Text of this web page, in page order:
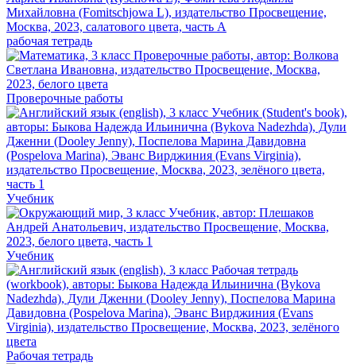
рабочая тетрадь
Проверочные работы
Учебник
Учебник
Рабочая тетрадь